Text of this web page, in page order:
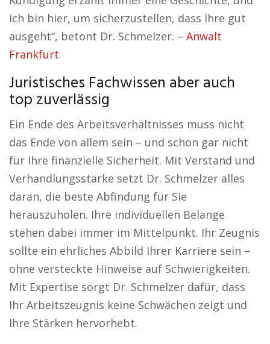
ich bin hier, um sicherzustellen, dass Ihre gut
ausgeht“, betont Dr. Schmelzer. – Anwalt
Frankfurt
Juristisches Fachwissen aber auch
top zuverlässig
Ein Ende des Arbeitsverhältnisses muss nicht
das Ende von allem sein – und schon gar nicht
für Ihre finanzielle Sicherheit. Mit Verstand und
Verhandlungsstärke setzt Dr. Schmelzer alles
daran, die beste Abfindung für Sie
herauszuholen. Ihre individuellen Belange
stehen dabei immer im Mittelpunkt. Ihr Zeugnis
sollte ein ehrliches Abbild Ihrer Karriere sein –
ohne versteckte Hinweise auf Schwierigkeiten.
Mit Expertise sorgt Dr. Schmelzer dafür, dass
Ihr Arbeitszeugnis keine Schwächen zeigt und
Ihre Stärken hervorhebt.